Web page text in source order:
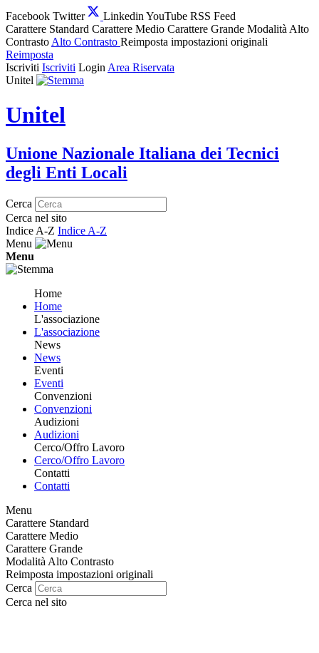
Facebook Twitter Linkedin YouTube RSS Feed
Carattere Standard Carattere Medio Carattere Grande Modalità Alto
Contrasto Alto Contrasto Reimposta impostazioni originali
Reimposta
Iscriviti Iscriviti Login Area Riservata
Unitel
Unitel
Unione Nazionale Italiana dei Tecnici
degli Enti Locali
Cerca
Cerca nel sito
Indice A-Z Indice A-Z
Menu
Menu
Home
Home
L'associazione
L'associazione
News
News
Eventi
Eventi
Convenzioni
Convenzioni
Audizioni
Audizioni
Cerco/Offro Lavoro
Cerco/Offro Lavoro
Contatti
Contatti
Menu
Carattere Standard
Carattere Medio
Carattere Grande
Modalità Alto Contrasto
Reimposta impostazioni originali
Cerca
Cerca nel sito